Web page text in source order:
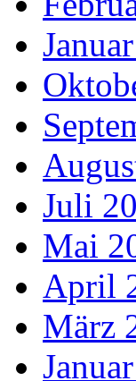
Juli
Mai
April
März